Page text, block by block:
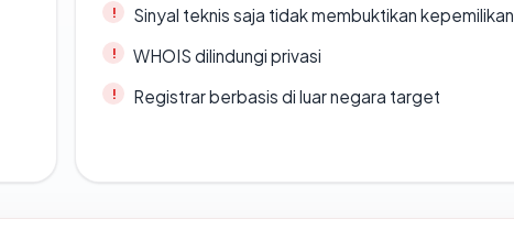
Sinyal teknis saja tidak membuktikan kepemilikan
WHOIS dilindungi privasi
Registrar berbasis di luar negara target